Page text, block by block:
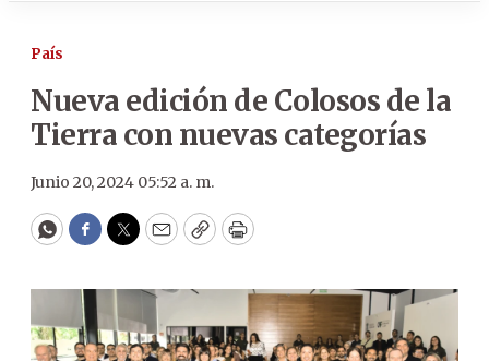
País
Nueva edición de Colosos de la
Tierra con nuevas categorías
Junio 20, 2024 05:52 a. m.
WhatsApp
Facebook
Twitter
EmailCopyPrint